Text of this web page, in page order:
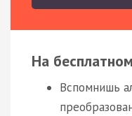
На
Вспомнишь